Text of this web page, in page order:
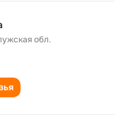
обл.